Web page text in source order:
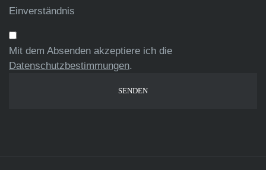
Einverständnis
Mit dem Absenden akzeptiere ich die
Datenschutzbestimmungen.